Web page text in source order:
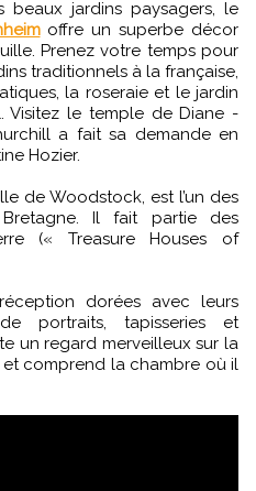
offre un superbe décor
Prenez votre temps pour
traditionnels à la française,
la roseraie et le jardin
Visitez le temple de Diane -
a fait sa demande en
Hozier.
de Woodstock, est l’un des
Il fait partie des
(« Treasure Houses of
dorées avec leurs
portraits, tapisseries et
un regard merveilleux sur la
et comprend la chambre où il